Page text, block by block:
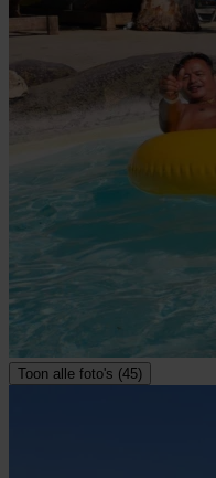
Toon alle foto's (45)